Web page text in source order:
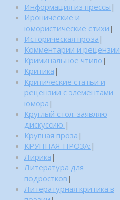
Информация из прессы |
Иронические и
юмористические стихи |
Историческая проза |
Комментарии и рецензии
Криминальное чтиво |
Критика |
Критические статьи и
рецензии с элементами
юмора |
Круглый стол: заявляю
дискуссию. |
Крупная проза |
КРУПНАЯ ПРОЗА: |
Лирика |
Литература для
подростков |
Литературная критика в